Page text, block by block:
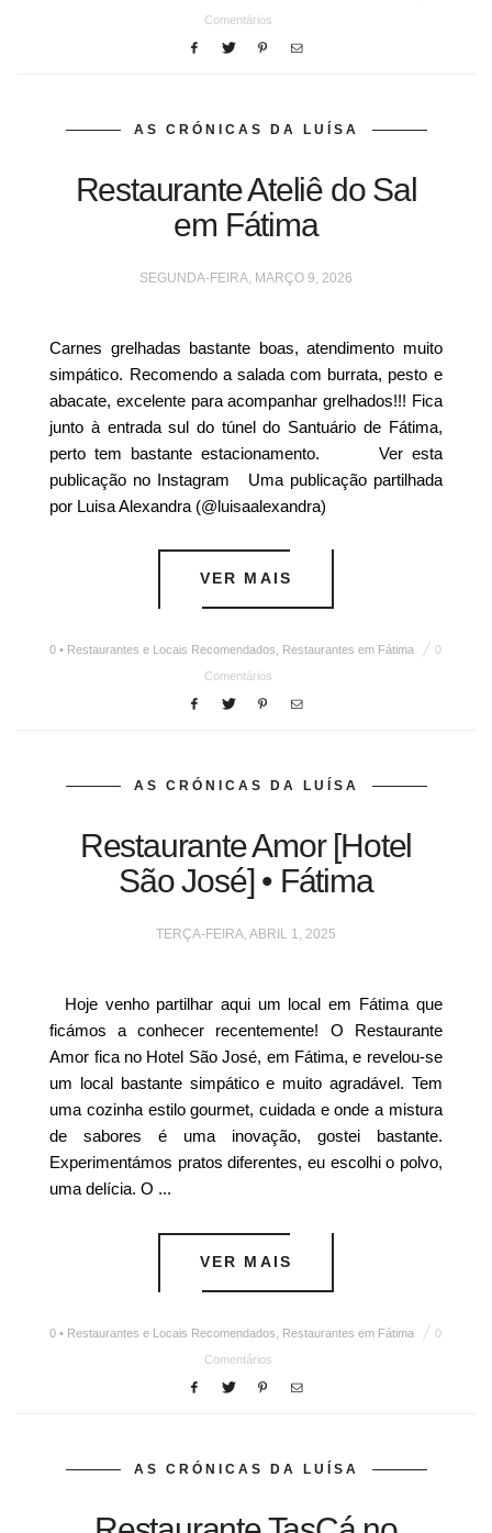
Comentários
AS CRÓNICAS DA LUÍSA
Restaurante Ateliê do Sal
em Fátima
SEGUNDA-FEIRA, MARÇO 9, 2026
Carnes grelhadas bastante boas, atendimento muito
simpático. Recomendo a salada com burrata, pesto e
abacate, excelente para acompanhar grelhados!!! Fica
junto à entrada sul do túnel do Santuário de Fátima,
perto tem bastante estacionamento. Ver esta
publicação no Instagram Uma publicação partilhada
por Luisa Alexandra (@luisaalexandra)
VER MAIS
0 • Restaurantes e Locais Recomendados Restaurantes em Fátima
0
Comentários
AS CRÓNICAS DA LUÍSA
Restaurante Amor [Hotel
São José] • Fátima
TERÇA-FEIRA, ABRIL 1, 2025
Hoje venho partilhar aqui um local em Fátima que
ficámos a conhecer recentemente! O Restaurante
Amor fica no Hotel São José, em Fátima, e revelou-se
um local bastante simpático e muito agradável. Tem
uma cozinha estilo gourmet, cuidada e onde a mistura
de sabores é uma inovação, gostei bastante.
Experimentámos pratos diferentes, eu escolhi o polvo,
uma delícia. O ...
VER MAIS
0 • Restaurantes e Locais Recomendados Restaurantes em Fátima
0
Comentários
AS CRÓNICAS DA LUÍSA